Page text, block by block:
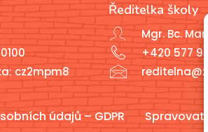
cz2mpm8
Ředitelka školy
Mgr. Bc.
+420 577
údajů – GDPR Spravovat